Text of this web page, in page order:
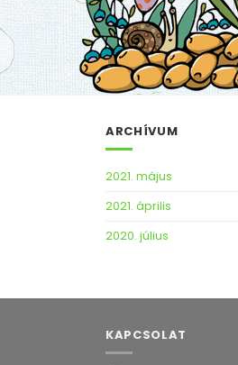
ARCHÍVUM
2021. május
2021. április
2020. július
KAPCSOLAT